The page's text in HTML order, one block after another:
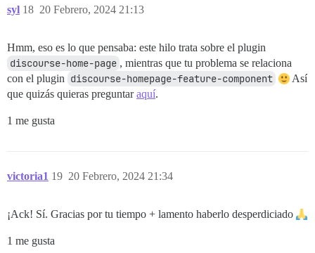
syl 20 Febrero, 2024 21:13
18
Hmm, eso es lo que pensaba: este hilo trata sobre el plugin
discourse-home-page , mientras que tu problema se relaciona
con el plugin discourse-homepage-feature-component
Así
que quizás quieras preguntaraquí.
1 me gusta
victoria1 20 Febrero, 2024 21:34
19
¡Ack! Sí. Gracias por tu tiempo + lamento haberlo desperdiciado
1 me gusta